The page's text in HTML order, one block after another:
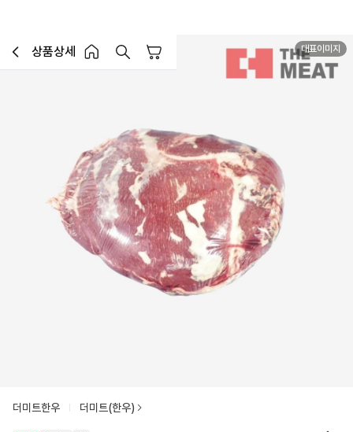
이전페이지로 이동
상품상세
홈 버튼홈 장바구니
대표이미지
더미트한우 더미트(한우)